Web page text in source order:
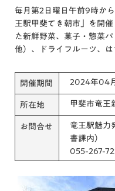
毎月第2日曜日午前9時か
王駅甲斐てき朝市」を開
た新鮮野菜、菓子・惣菜
他）、ドライフルーツ、
開催期間 2024年04
所在地 甲斐市竜王
お問合せ
竜王駅魅力
書課内）
055-267-